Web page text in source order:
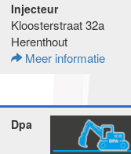
Injecteur
Kloosterstraat 32a
Herenthout
Meer informatie
Dpa